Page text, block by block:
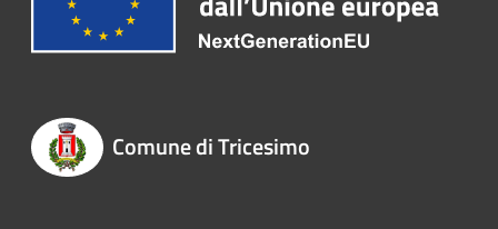
Comune di Tricesimo